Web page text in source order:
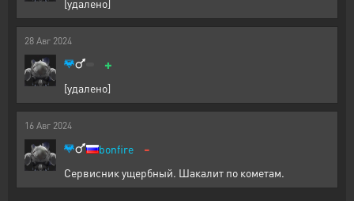
[удалено]
28 Авг 2024
+
[удалено]
16 Авг 2024
bonfire -
Сервисник ущербный. Шакалит по кометам.